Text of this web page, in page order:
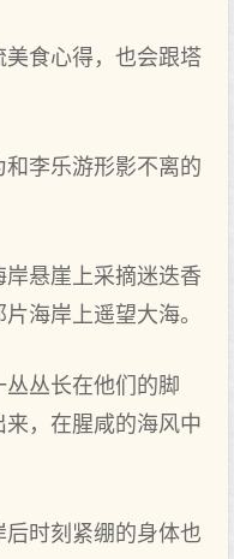
食心得，也会跟塔
李乐游形影不离的
悬崖上采摘迷迭香
海岸上遥望大海。
丛长‌在他们的脚
，在腥咸的海风中‌
时刻紧绷的身体也